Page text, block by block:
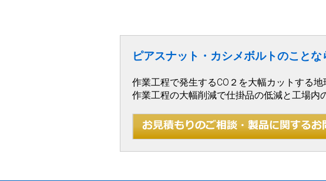
ピアスナット・カシメボルトのことな
作業工程で発生するCO２を大幅カットする地
作業工程の大幅削減で仕掛品の低減と工場内